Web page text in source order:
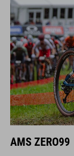
AMS ZERO99